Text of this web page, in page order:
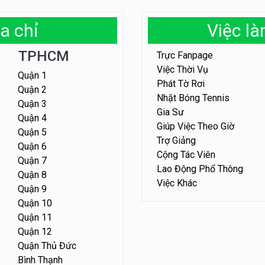
chỉ
TPHCM
Quận 1
Quận 2
Quận 3
Quận 4
Quận 5
Quận 6
Quận 7
Quận 8
Quận 9
Quận 10
Quận 11
Quận 12
Quận Thủ Đức
Bình Thạnh
Việc
Trực Fanpage
Việc Thời Vụ
Phát Tờ Rơi
Nhặt Bóng Tennis
Gia Sư
Giúp Việc Theo Giờ
Trợ Giảng
Cộng Tác Viên
Lao Động Phổ Thông
Việc Khác